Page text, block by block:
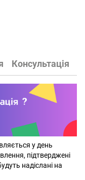
Консультація
у день
підтверджені
надіслані на